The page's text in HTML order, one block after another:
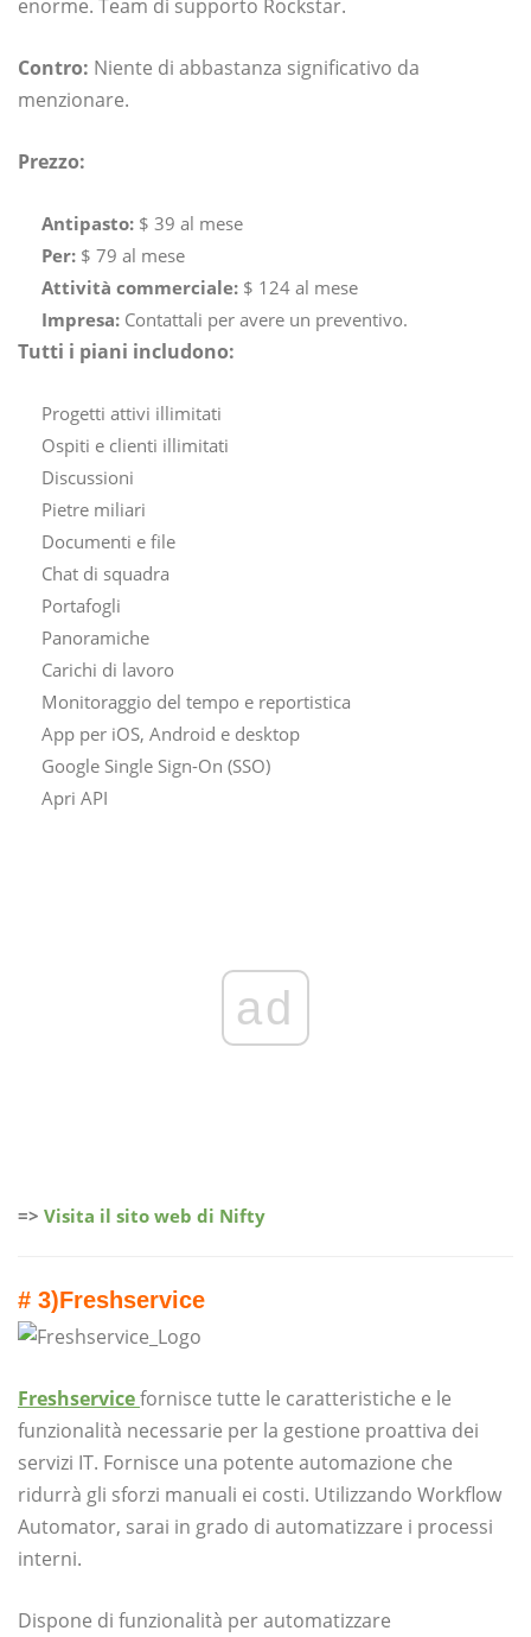
enorme. Team di supporto Rockstar.
Contro: Niente di abbastanza significativo da
menzionare.
Prezzo:
Antipasto: $ 39 al mese
Per: $ 79 al mese
Attività commerciale: $ 124 al mese
Impresa: Contattali per avere un preventivo.
Tutti i piani includono:
Progetti attivi illimitati
Ospiti e clienti illimitati
Discussioni
Pietre miliari
Documenti e file
Chat di squadra
Portafogli
Panoramiche
Carichi di lavoro
Monitoraggio del tempo e reportistica
App per iOS, Android e desktop
Google Single Sign-On (SSO)
Apri API
ad
=> Visita il sito web di Nifty
# 3)Freshservice
Freshservicefornisce tutte le caratteristiche e le
funzionalità necessarie per la gestione proattiva dei
servizi IT. Fornisce una potente automazione che
ridurrà gli sforzi manuali ei costi. Utilizzando Workflow
Automator, sarai in grado di automatizzare i processi
interni.
Dispone di funzionalità per automatizzare